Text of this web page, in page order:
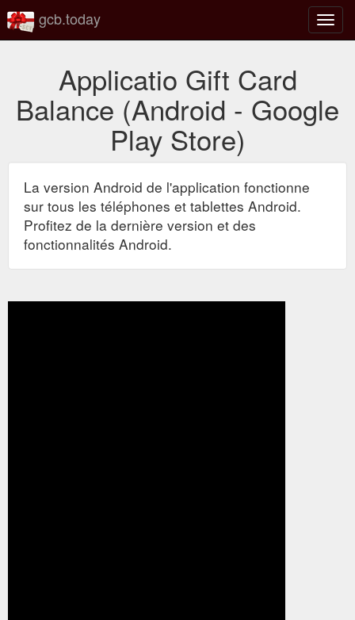
la
gcb.today
Applicatio Gift Card
Balance (Android - Google
Play Store)
La version Android de l'application fonctionne
sur tous les téléphones et tablettes Android.
Profitez de la dernière version et des
fonctionnalités Android.